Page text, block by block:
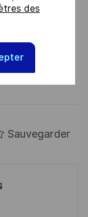
des
Sauvegarder